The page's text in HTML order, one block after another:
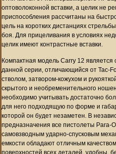
оптоволоконной вставки, а целик не
приспособления рассчитаны на
цель на коротких дистанциях
боя. Для прицеливания в условиях
целик имеют контрастные вставки.
Компактная модель Carry 12
данной серии, отличающийся от Tac-
стволом, затвором-кожухом и
скрытого и необременительного
необходимо учитывать достаточно
для него подходящую по форме и
которой он будет незаметен. В
предназначения все пистолеты Para-
самовзводным ударно-спусковым
емкости обладают отличным
поверхностей всех деталей, удобны,